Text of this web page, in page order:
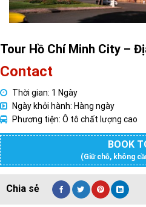
Tour Hồ Chí Minh City –
Contact
Thời gian: 1 Ngày
Ngày khởi hành: Hàng ngày
Phương tiện: Ô tô chất lượng cao
BOOK
(Giữ chỗ, không